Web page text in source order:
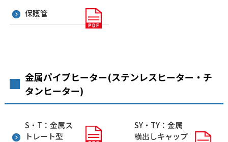
保護管
金属パイプヒーター(ステンレスヒーター・チ
タンヒーター)
S・T：金属ス
トレート型
SY・TY：金属
横出しキャップ